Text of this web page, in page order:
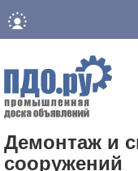
Демонтаж и
сооружений